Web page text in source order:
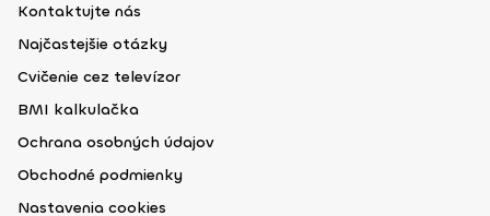
Kontaktujte nás
Najčastejšie otázky
Cvičenie cez televízor
BMI kalkulačka
Ochrana osobných údajov
Obchodné podmienky
Nastavenia cookies